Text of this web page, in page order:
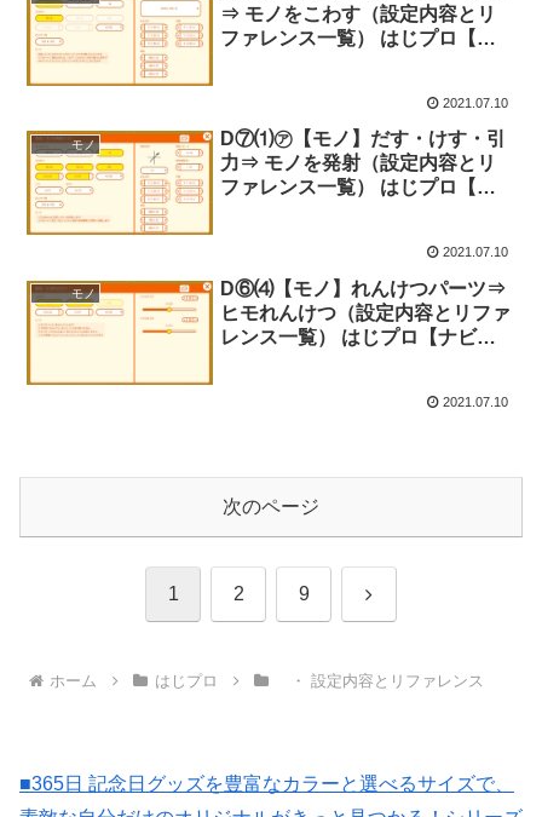
⇒ モノをこわす（設定内容とリ
ファレンス一覧） はじプロ【ナ
2021.07.10
モノ
D⑦⑴㋐【モノ】だす・けす・引
力⇒ モノを発射（設定内容とリ
ファレンス一覧） はじプロ【ナ
2021.07.10
モノ
D⑥⑷【モノ】れんけつパーツ⇒
ヒモれんけつ（設定内容とリファ
レンス一覧） はじプロ【ナビつ
2021.07.10
次のページ
1 2 9 次
ホーム はじプロ ・ 設定内容とリファレンス
■365日 記念日グッズを豊富なカラーと選べるサイズで、